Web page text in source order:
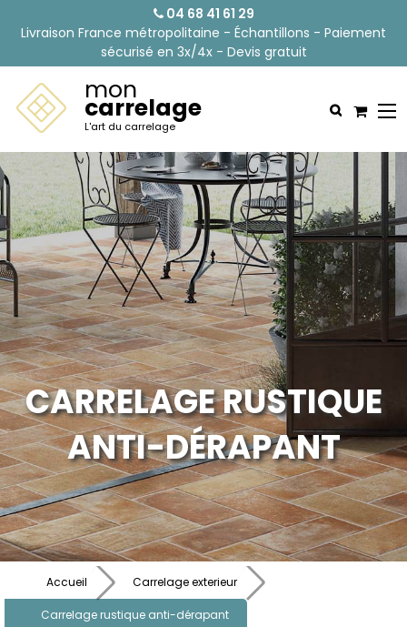
04 68 41 61 29
Livraison France métropolitaine - Échantillons - Paiement
sécurisé en 3x/4x - Devis gratuit
mon
carrelage
L'art du carrelage
CARRELAGE RUSTIQUE
ANTI-DÉRAPANT
Accueil Carrelage exterieur
Carrelage rustique anti-dérapant